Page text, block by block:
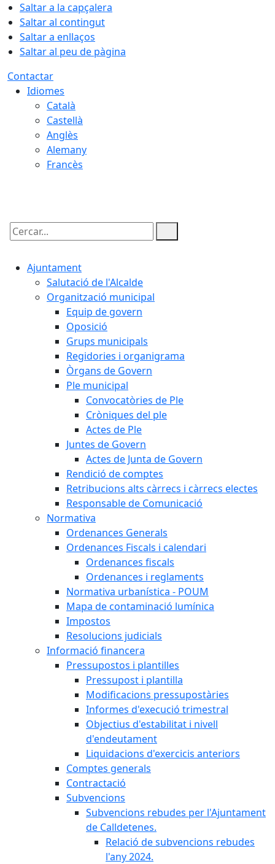
Saltar a la capçalera
Saltar al contingut
Saltar a enllaços
Saltar al peu de pàgina
Contactar
Idiomes
Català
Castellà
Anglès
Alemany
Francès
Cercar:
Ajuntament
Salutació de l'Alcalde
Organització municipal
Equip de govern
Oposició
Grups municipals
Regidories i organigrama
Òrgans de Govern
Ple municipal
Convocatòries de Ple
Cròniques del ple
Actes de Ple
Juntes de Govern
Actes de Junta de Govern
Rendició de comptes
Retribucions alts càrrecs i càrrecs electes
Responsable de Comunicació
Normativa
Ordenances Generals
Ordenances Fiscals i calendari
Ordenances fiscals
Ordenances i reglaments
Normativa urbanística - POUM
Mapa de contaminació lumínica
Impostos
Resolucions judicials
Informació financera
Pressupostos i plantilles
Pressupost i plantilla
Modificacions pressupostàries
Informes d'execució trimestral
Objectius d'estabilitat i nivell
d'endeutament
Liquidacions d'exercicis anteriors
Comptes generals
Contractació
Subvencions
Subvencions rebudes per l'Ajuntament
de Calldetenes.
Relació de subvencions rebudes
l'any 2024.